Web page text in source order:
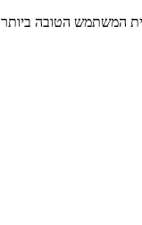
המשתמש הטובה